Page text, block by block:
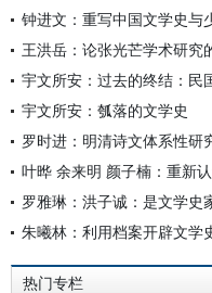
钟进文：重写中国文学史与
王洪岳：论张光芒学术研究
宇文所安：过去的终结：民
宇文所安：瓠落的文学史
罗时进：明清诗文体系性研
叶晔 余来明 颜子楠：重新
罗雅琳：洪子诚：是文学史
朱曦林：利用档案开辟文学
热门专栏